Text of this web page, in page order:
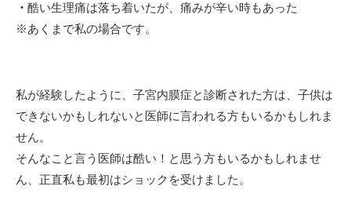
・ 酷い生理痛は落ち着いたが、痛みが辛い時もあった
※あくまで私の場合です。
私が経験したように、子宮内膜症と診断された方は、子供は
できないかもしれないと医師に言われる方もいるかもしれま
せん。
そんなこと言う医師は酷い！と思う方もいるかもしれませ
ん、正直私も最初はショックを受けました。